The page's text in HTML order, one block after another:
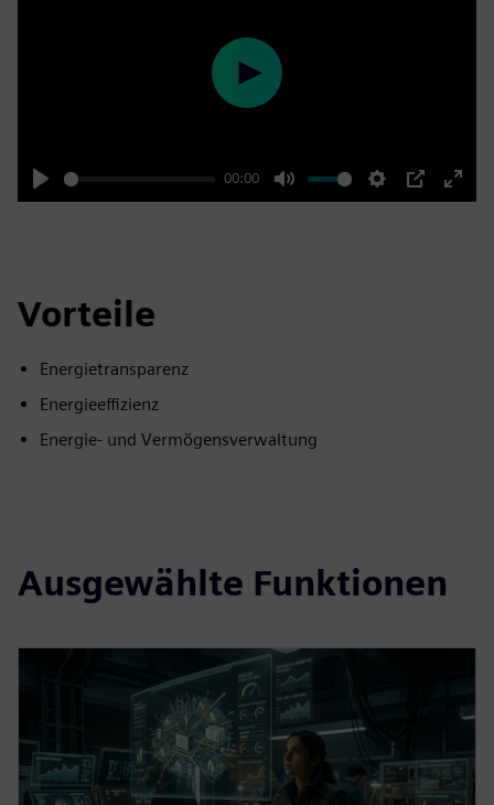
Play
00:00
Mute Settings
PIP
Enter
Play
Vorteile
Energietransparenz
Energieeffizienz
Energie- und Vermögensverwaltung
Ausgewählte Funktionen